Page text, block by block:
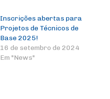
Inscrições abertas para
Projetos de Técnicos de
Base 2025!
16 de setembro de 2024
Em "News"